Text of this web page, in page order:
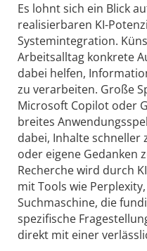
Es lohnt sich ein Blick
realisierbaren KI-
Systemintegration.
Arbeitsalltag konkrete
dabei helfen,
zu verarbeiten. Große
Microsoft Copilot oder
breites
dabei, Inhalte
oder eigene Gedanken
Recherche wird durch
mit Tools wie
Suchmaschine, die
spezifische
direkt mit einer